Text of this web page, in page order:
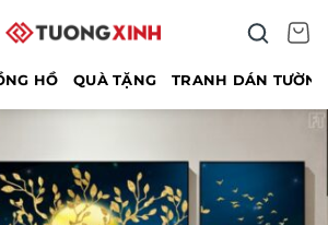
HỒ QUÀ TẶNG TRANH DÁN